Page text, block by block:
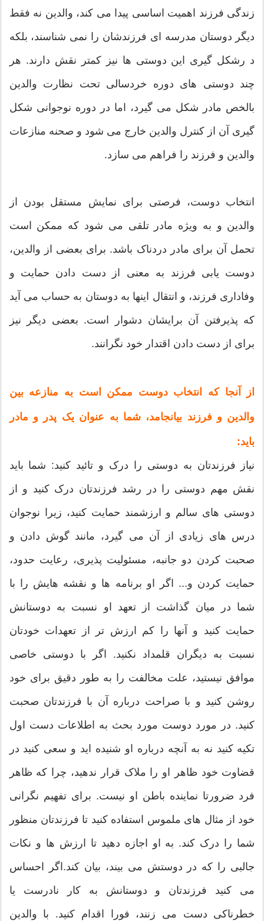
زندگی فرزند اهمیت اساسی پیدا می کند، والدین نه فقط
دیگر دوستان مدرسه ای فرزندشان را نمی شناسند، بلکه
د رشکل گیری این دوستی ها نیز کمتر نقش دارند. هر
چند دوستی های دوره خردسالی تحت نظارت والدین
بالخص مادر شکل می گیرد، اما در دوره نوجوانی شکل
گیری آن از کنترل والدین خارج می شود و صحنه منازعات
والدین و فرزند را فراهم می سازد.
انتخاب دوست، فرصتی برای نمایش مستقل بودن از
والدین و به ویژه مادر تلقی می شود که ممکن است
تحمل آن برای مادر دردناک باشد. برای بعضی از والدین،
دوست یابی فرزند به معنی از دست دادن حمایت و
وفاداری فرزند، و انتقال اینها به دوستان به حساب می آید
که پذیرفتن آن برایشان دشوار است. بعضی دیگر نیز
برای از دست دادن اقتدار خود نگرانند.
از آنجا که انتخاب دوست ممکن است به منازعه بین
والدین و فرزند بیانجامد، شما به عنوان یک پدر و مادر
باید:
نیاز فرزندتان به دوستی را درک و تائید کنید: شما باید
نقش مهم دوستی را در رشد فرزندتان درک کنید و از
دوستی های سالم و ارزشمند حمایت کنید، زیرا نوجوان
درس های زیادی از آن می گیرد، مانند گوش دادن و
صحبت کردن دو جانبه، مسئولیت پذیری، رعایت حدود،
حمایت کردن و... اگر او برنامه ها و نقشه هایش را با
شما در میان گذاشت از تعهد او نسبت به دوستانش
حمایت کنید و آنها را کم ارزش تر از تعهدات خودتان
نسبت به دیگران قلمداد نکنید. اگر با دوستی خاصی
موافق نیستید، علت مخالفت را به طور دقیق برای خود
روشن کنید و با صراحت درباره آن با فرزندتان صحبت
کنید. در مورد دوست مورد بحث به اطلاعات دست اول
تکیه کنید نه به آنچه درباره او شنیده اید و سعی کنید در
قضاوت خود ظاهر او را ملاک قرار ندهید، چرا که ظاهر
فرد ضرورتا نماینده باطن او نیست. برای تفهیم نگرانی
خود از مثال های ملموس استفاده کنید تا فرزندتان منظور
شما را درک کند. به او اجازه دهید تا ارزش ها و نکات
جالبی را که در دوستش می بیند، بیان کند.اگر احساس
می کنید فرزندتان و دوستانش به کار نادرست یا
خطرناکی دست می زنند، فورا اقدام کنید. با والدین